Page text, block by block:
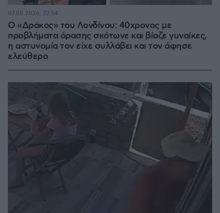
Ο «Δράκος» του Λονδίνου: 40χρονος με
προβλήματα όρασης σκότωνε και βίαζε γυναίκες,
η αστυνομία τον είχε συλλάβει και τον άφησε
ελεύθερο
07.08.2026, 22:54